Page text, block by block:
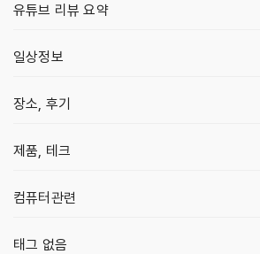
유튜브 리뷰 요약
일상정보
장소, 후기
제품, 테크
컴퓨터관련
태그 없음